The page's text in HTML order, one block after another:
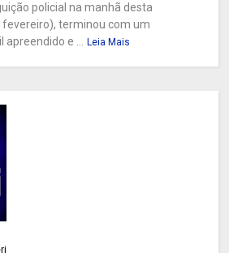
policial na manhã desta
terminou com um
e ...
Leia Mais